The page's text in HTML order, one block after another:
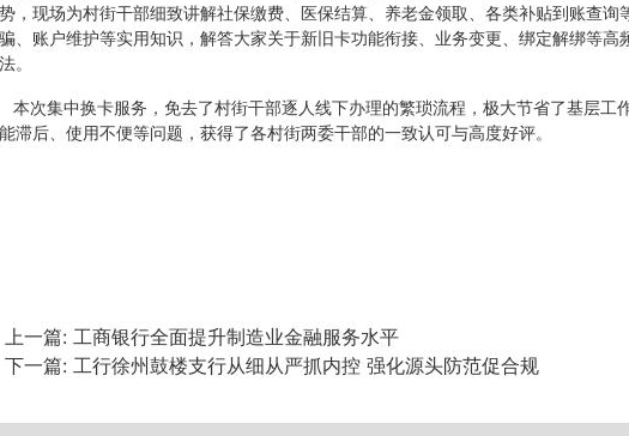
势，现场为村街干部细致讲解社保缴费、医保结算、养老金领取、各类补贴到账查询
骗、账户维护等实用知识，解答大家关于新旧卡功能衔接、业务变更、绑定解绑等高
法。
本次集中换卡服务，免去了村街干部逐人线下办理的繁琐流程，极大节省了基层工
能滞后、使用不便等问题，获得了各村街两委干部的一致认可与高度好评。
上一篇: 工商银行全面提升制造业金融服务水平
下一篇: 工行徐州鼓楼支行从细从严抓内控 强化源头防范促合规